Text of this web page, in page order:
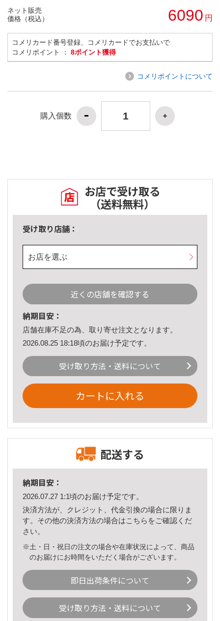
ネット販売
価格（税込）
6090 円
コメリカード番号登録、コメリカードでお支払いで
コメリポイント ： 8ポイント獲得
コメリポイントについて
購入個数
お店で受け取る
（送料無料）
受け取り店舗：
お店を選ぶ
近くの店舗を確認する
納期目安：
店舗在庫不足の為、取り寄せ注文となります。
2026.08.25 18:18頃のお届け予定です。
受け取り方法・送料について
カートに入れる
配送する
納期目安：
2026.07.27 1:1頃のお届け予定です。
決済方法が、クレジット、代金引換の場合に限りま
す。その他の決済方法の場合はこちら をご確認くだ
さい。
※土・日・祝日の注文の場合や在庫状況によって、商品
のお届けにお時間をいただく場合がございます。
即日出荷条件について
受け取り方法・送料について